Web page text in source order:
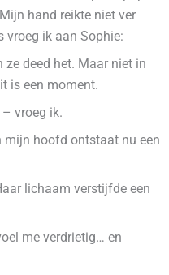
hand reikte niet ver
vroeg ik aan Sophie:
ze deed het. Maar niet in
is een moment.
vroeg ik.
hoofd ontstaat nu een
lichaam verstijfde een
me verdrietig… en